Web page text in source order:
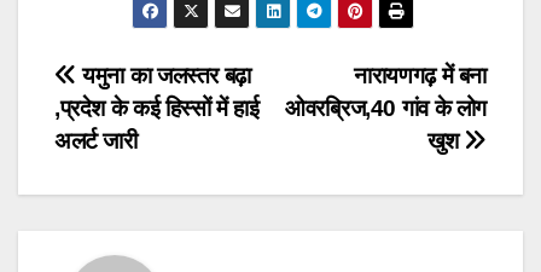
Post
navigation
नारायणगढ़ में बना
ओवरब्रिज,40 गांव के लोग
खुश
यमुना का जलस्तर बढ़ा
,प्रदेश के कई हिस्सों में हाई
अलर्ट जारी